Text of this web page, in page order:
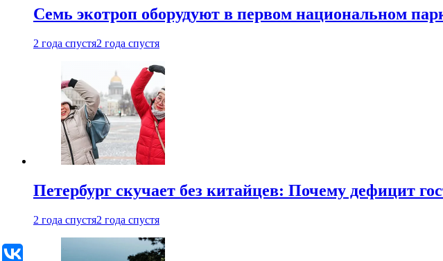
Семь экотроп оборудуют в первом национальном
2 года спустя2 года спустя
Петербург скучает без китайцев: Почему дефицит
2 года спустя2 года спустя